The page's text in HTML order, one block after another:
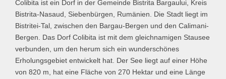
Colibita ist ein Dorf in der Gemeinde Bistrita Bargaului, Kreis
Bistrita-Nasaud, Siebenbürgen, Rumänien. Die Stadt liegt im
Bistritei-Tal, zwischen den Bargau-Bergen und den Calimani-
Bergen. Das Dorf Colibita ist mit dem gleichnamigen Stausee
verbunden, um den herum sich ein wunderschönes
Erholungsgebiet entwickelt hat. Der See liegt auf einer Höhe
von 820 m, hat eine Fläche von 270 Hektar und eine Länge